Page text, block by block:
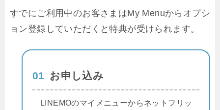
すでにご利用中のお客さまはMy Menuからオプシ
ョン登録していただくと特典が受けられます。
01 お申し込み
LINEMOのマイメニューからネットフリッ